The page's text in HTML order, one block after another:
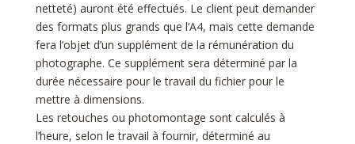
netteté) auront été effectués. Le client peut demander
des formats plus grands que l’A4, mais cette demande
fera l’objet d’un supplément de la rémunération du
photographe. Ce supplément sera déterminé par la
durée nécessaire pour le travail du fichier pour le
mettre à dimensions.
Les retouches ou photomontage sont calculés à
l’heure, selon le travail à fournir, déterminé au